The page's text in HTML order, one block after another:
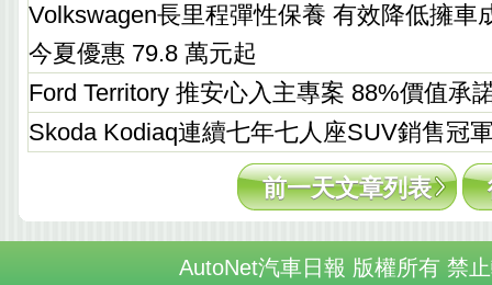
Volkswagen長里程彈性保養 有效降低擁車
今夏優惠 79.8 萬元起
Ford Territory 推安心入主專案 88%價值承
Skoda Kodiaq連續七年七人座SUV銷售冠
前一天文章列表
AutoNet汽車日報 版權所有 禁